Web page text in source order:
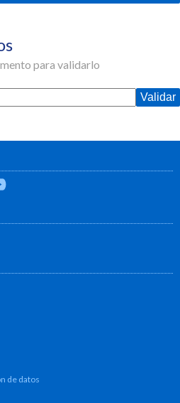
para validarlo
de datos